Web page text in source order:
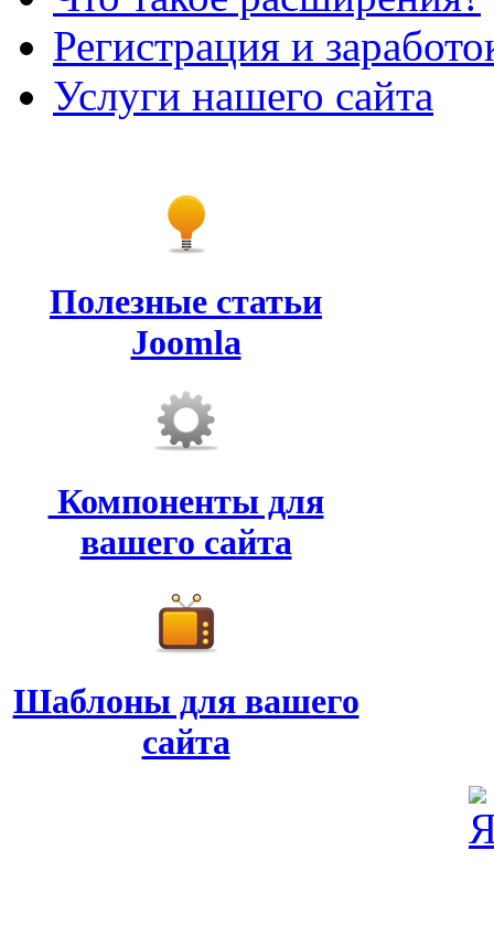
Регистрация и
Услуги нашего сайта
Полезные статьи
Joomla
Компоненты для
вашего сайта
Шаблоны для вашего
сайта